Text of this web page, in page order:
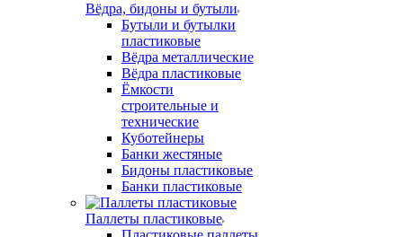
Вёдра, бидоны и бутыли
Бутыли и бутылки
пластиковые
Вёдра металлические
Вёдра пластиковые
Ёмкости
строительные и
технические
Куботейнеры
Банки жестяные
Бидоны пластиковые
Банки пластиковые
Паллеты пластиковые